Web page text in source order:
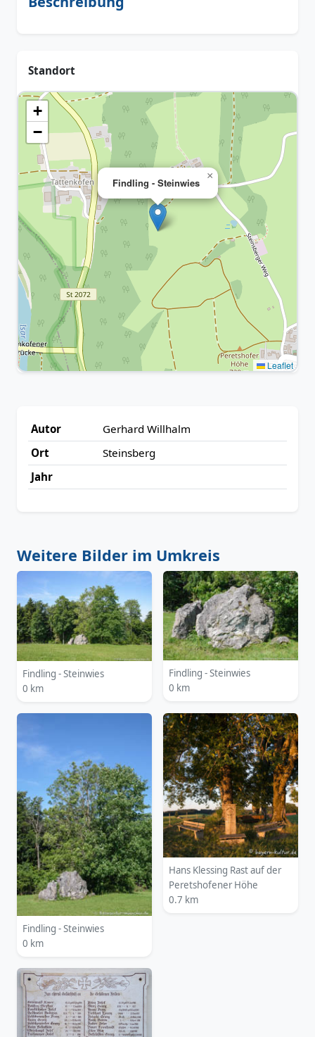
Standort
Findling - Steinwies
×
+
−
Leaflet
Autor
Gerhard Willhalm
Ort
Steinsberg
Jahr
Weitere Bilder im Umkreis
Findling - Steinwies
0 km
Findling - Steinwies
0 km
Findling - Steinwies
0 km
Hans Klessing Rast auf der
Peretshofener Höhe
0.7 km